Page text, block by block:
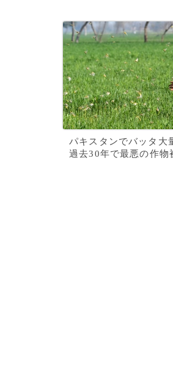
パキスタンでバッタ大
過去30年で最悪の作物